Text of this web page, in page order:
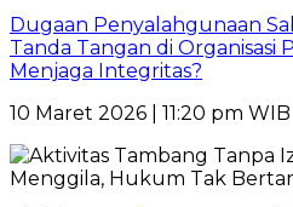
Dugaan Penyalahgunaan
Tanda Tangan di Organisasi
Menjaga Integritas?
10 Maret 2026 | 11:20 pm WIB